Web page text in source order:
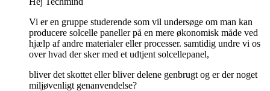
Vi er en gruppe studerende som vil undersøge om man kan
producere solcelle paneller på en mere økonomisk måde ved
hjælp af andre materialer eller processer. samtidig undre vi os
over hvad der sker med et udtjent solcellepanel,
bliver det skottet eller bliver delene genbrugt og er der noget
miljøvenligt genanvendelse?